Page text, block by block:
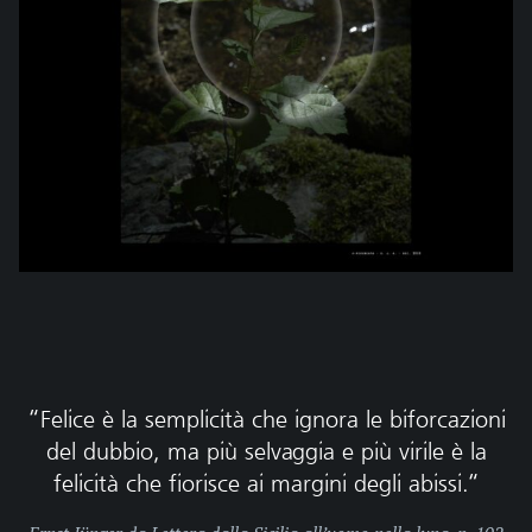
“Felice è la semplicità che ignora le biforcazioni
del dubbio, ma più selvaggia e più virile è la
felicità che fiorisce ai margini degli abissi.“